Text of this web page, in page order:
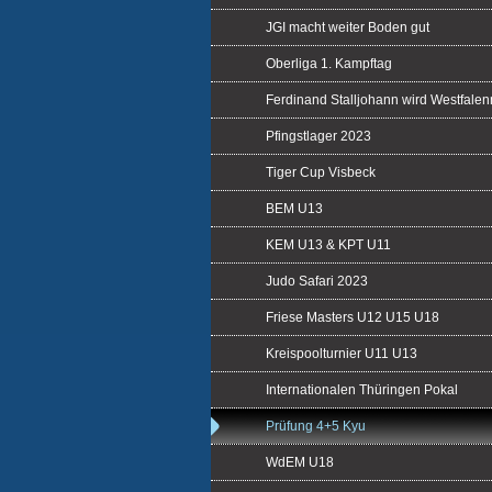
JGI macht weiter Boden gut
Oberliga 1. Kampftag
Ferdinand Stalljohann wird
Pfingstlager 2023
Tiger Cup Visbeck
BEM U13
KEM U13 & KPT U11
Judo Safari 2023
Friese Masters U12 U15 U18
Kreispoolturnier U11 U13
Internationalen Thüringen Pokal
Prüfung 4+5 Kyu
WdEM U18